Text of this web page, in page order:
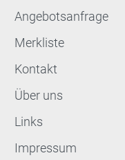
Angebotsanfrage
Merkliste
Kontakt
Über uns
Links
Impressum